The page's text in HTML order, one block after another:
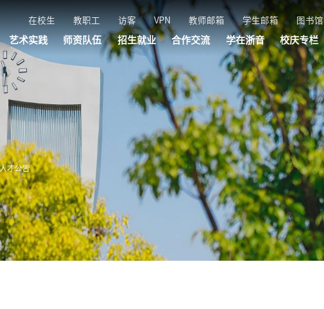
在校生 教职工 访客 VPN 教师邮箱 学生邮箱 图书馆
艺术实践
艺术品牌
演出活动
文艺轻骑兵
浙音直播
师资队伍
招生就业
招生网
就业网
合作交流
国际（港澳台）交流
学在浙音
浙音成长
浙音学堂
快乐教室
线上音乐会
视听浙音
校庆专栏
才公告